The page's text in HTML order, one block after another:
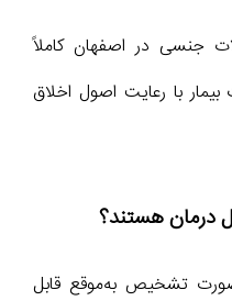
جنسی در اصفهان کاملاً
با رعایت اصول اخلاق
درمان هستند؟
تشخیص به‌موقع قابل